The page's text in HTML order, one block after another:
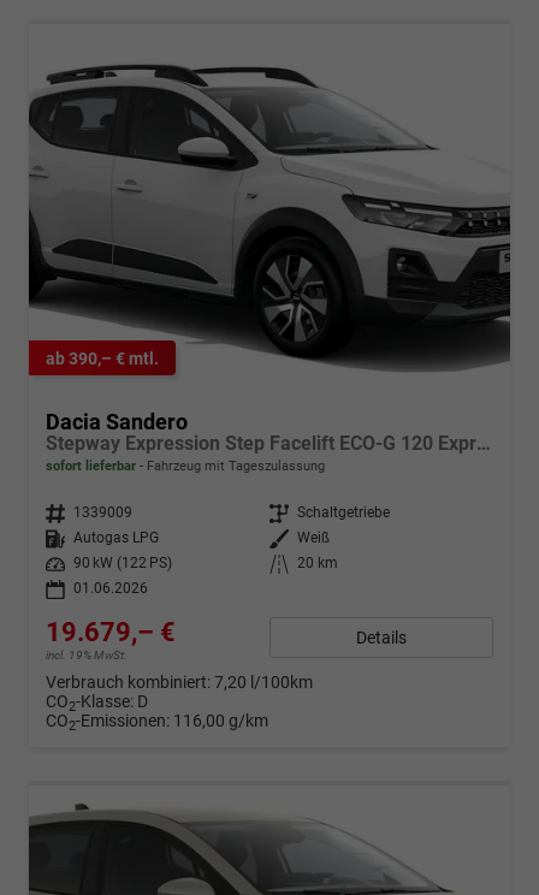
ab 390,– € mtl.
Dacia Sandero
Stepway Expression Step Facelift ECO-G 120 Expression+SHZ
sofort lieferbar Fahrzeug mit Tageszulassung
Fahrzeugnr. 1339009 Getriebe Schaltgetriebe
Kraftstoff Autogas LPG Außenfarbe Weiß
Leistung
90 kW (122 PS) Kilometerstand
20 km
01.06.2026
19.679,– €
incl. 19% MwSt.
Details
Verbrauch kombiniert:7,20 l/100km
CO2-Klasse: D
CO2-Emissionen: 116,00 g/km